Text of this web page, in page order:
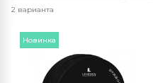
2 варианта
Новинка